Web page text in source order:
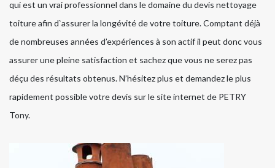
qui est un vrai professionnel dans le domaine du devis nettoyage
toiture afin d`assurer la longévité de votre toiture. Comptant déjà
de nombreuses années d’expériences à son actif il peut donc vous
assurer une pleine satisfaction et sachez que vous ne serez pas
déçu des résultats obtenus. N’hésitez plus et demandez le plus
rapidement possible votre devis sur le site internet de PETRY
Tony.